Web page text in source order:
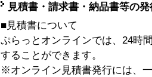
見積書・請求書・納品書等の
■見積書について
ぷらっとオンラインでは、24時
することができます。
※オンライン見積書発行には、